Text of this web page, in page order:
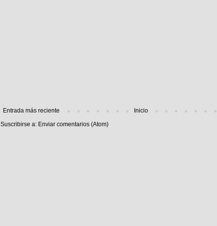
Entrada más reciente
Inicio
Suscribirse a: Enviar comentarios (Atom)